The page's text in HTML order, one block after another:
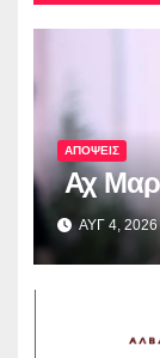
ΑΠΟΨΕΙΣ
Αχ
ΑΥΓ 4, 2026